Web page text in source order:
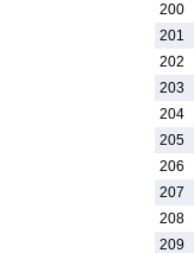
200
201
202
203
204
205
206
207
208
209